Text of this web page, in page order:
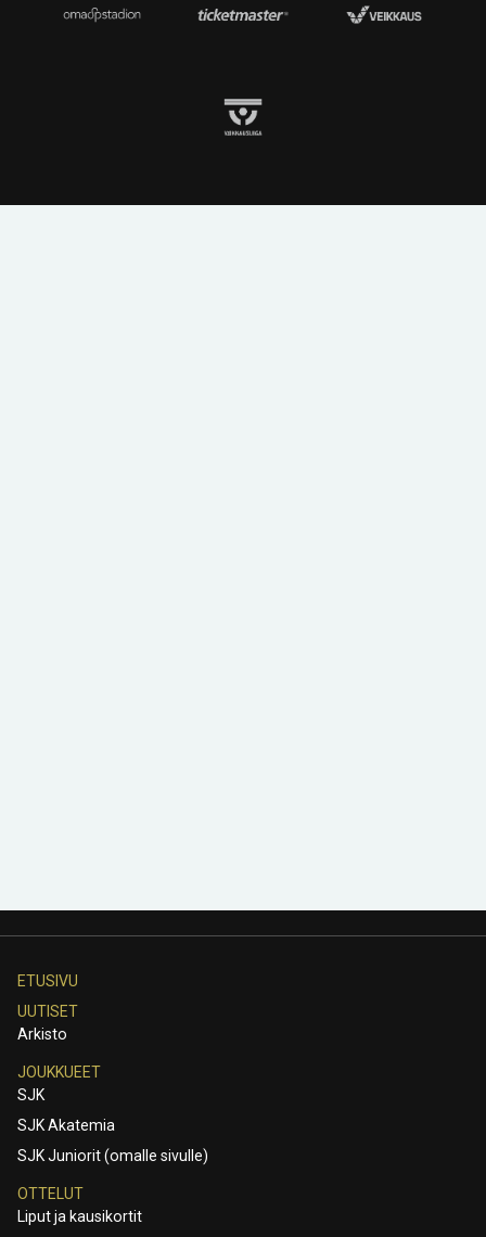
ETUSIVU
UUTISET
Arkisto
JOUKKUEET
SJK
SJK Akatemia
SJK Juniorit (omalle sivulle)
OTTELUT
Liput ja kausikortit